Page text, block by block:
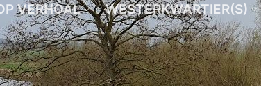
VERHOAL WESTERKWARTIER(S)